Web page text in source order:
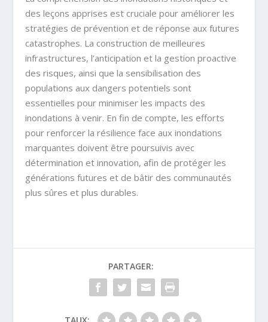
des leçons apprises est cruciale pour améliorer les
stratégies de prévention et de réponse aux futures
catastrophes. La construction de meilleures
infrastructures, l’anticipation et la gestion proactive
des risques, ainsi que la sensibilisation des
populations aux dangers potentiels sont
essentielles pour minimiser les impacts des
inondations à venir. En fin de compte, les efforts
pour renforcer la résilience face aux inondations
marquantes doivent être poursuivis avec
détermination et innovation, afin de protéger les
générations futures et de bâtir des communautés
plus sûres et plus durables.
PARTAGER: